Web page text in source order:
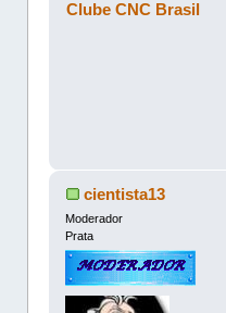
Clube CNC Brasil
cientista13
Moderador
Prata